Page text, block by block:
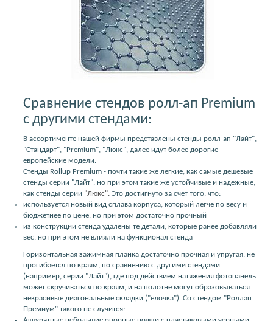
Сравнение стендов ролл-ап Premium
с другими стендами:
В ассортименте нашей фирмы представлены стенды ролл-ап "Лайт",
"Стандарт", "Premium", "Люкс", далее идут более дорогие
европейские модели.
Стенды Rollup Premium - почти такие же легкие, как самые дешевые
стенды серии "Лайт", но при этом такие же устойчивые и надежные,
как стенды серии "Люкс". Это достигнуто за счет того, что:
используется новый вид сплава корпуса, который легче по весу и
бюджетнее по цене, но при этом достаточно прочный
из конструкции стенда удалены те детали, которые ранее добавляли
вес, но при этом не влияли на функционал стенда
Горизонтальная зажимная планка достаточно прочная и упругая, не
прогибается по краям, по сравнению с другими стендами
(например, серии "Лайт"), где под действием натяжения фотопанель
может скручиваться по краям, и на полотне могут образовываться
некрасивые диагональные складки ("елочка"). Со стендом "Роллап
Премиум" такого не случится: